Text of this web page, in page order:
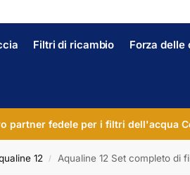
Filtri di ricambio Forza delle
partner fedele per i filtri dell'acqua
12 / Aqualine 12 Set completo di